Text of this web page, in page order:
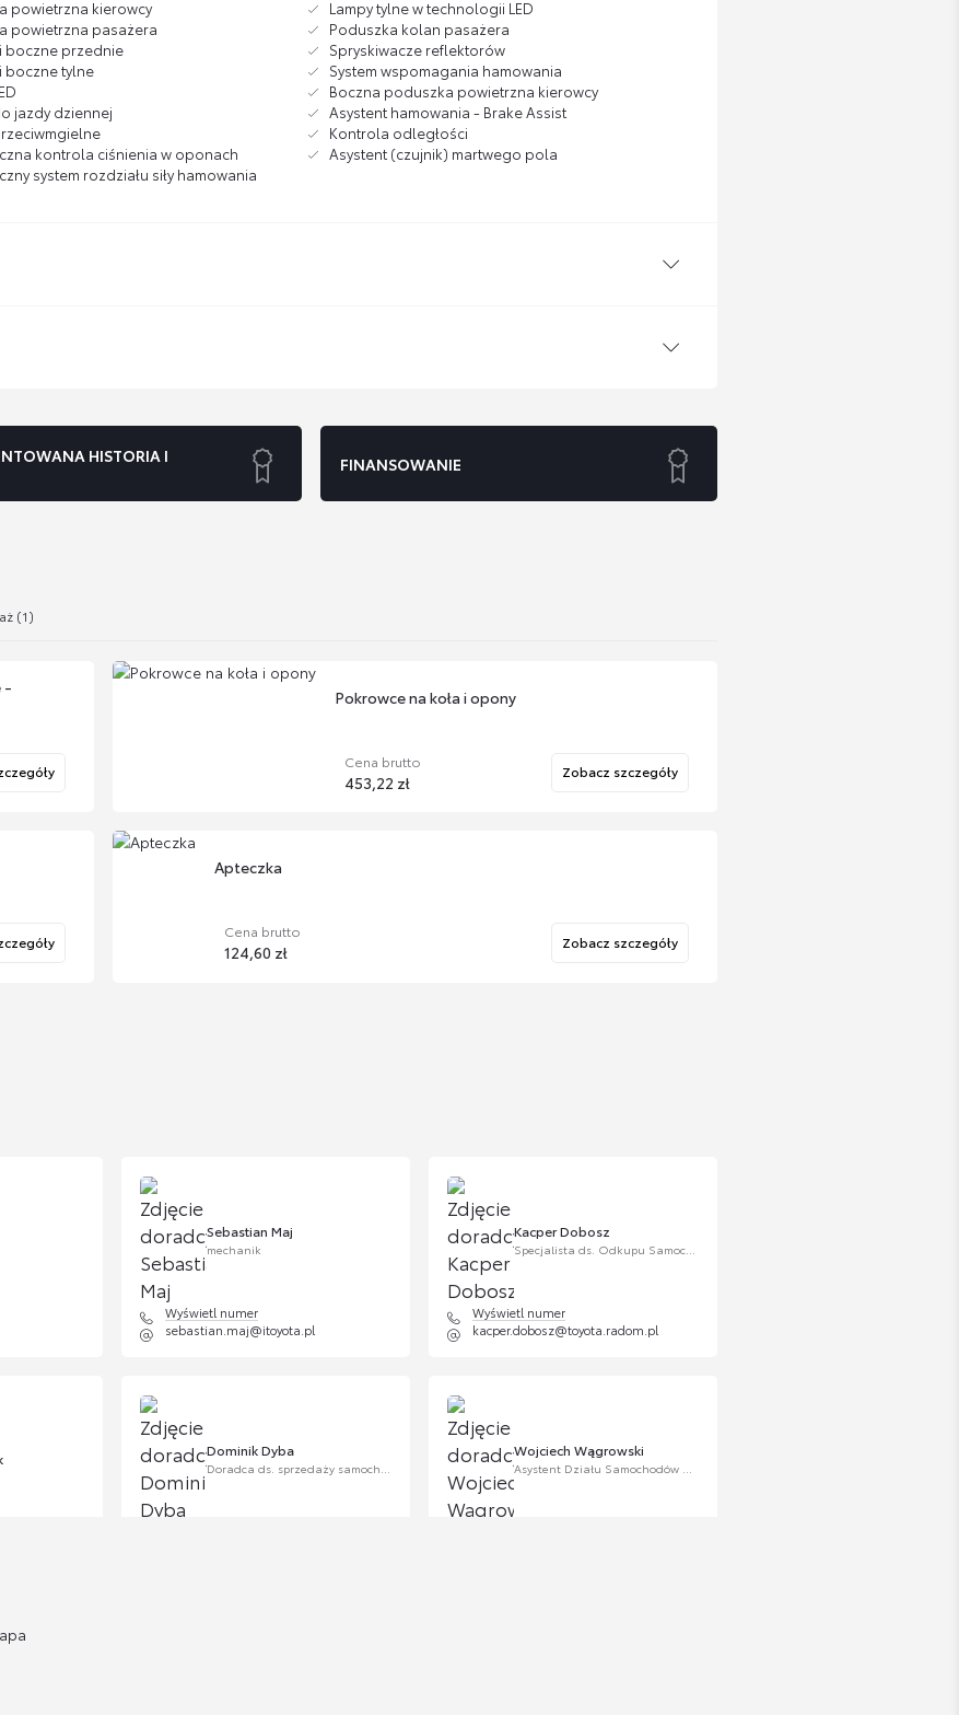
powietrzna kierowcy
powietrzna pasażera
boczne przednie
boczne tylne
jazdy dziennej
kontrola ciśnienia w oponach
system rozdziału siły hamowania
Lampy tylne w technologii LED
Poduszka kolan pasażera
Spryskiwacze reflektorów
System wspomagania hamowania
Boczna poduszka powietrzna kierowcy
Asystent hamowania - Brake Assist
Kontrola odległości
Asystent (czujnik) martwego pola
HISTORIA I
FINANSOWANIE
(1)
-
Pokrowce na koła i opony
Cena brutto
453,22 zł
Zobacz szczegóły
Apteczka
Cena brutto
124,60 zł
Zobacz szczegóły
Sebastian Maj
mechanik
Wyświetl numer
sebastian.maj@itoyota.pl
Kacper Dobosz
Specjalista ds. Odkupu Samochodów Używanych
Wyświetl numer
kacper.dobosz@toyota.radom.pl
Dominik Dyba
Doradca ds. sprzedaży samochodów używanych
Wojciech Wągrowski
Asystent Działu Samochodów Używanych